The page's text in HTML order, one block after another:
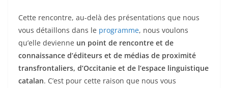
Cette rencontre, au-delà des présentations que nous
vous détaillons dans le programme, nous voulons
qu’elle devienne un point de rencontre et de
connaissance d’éditeurs et de médias de proximité
transfrontaliers, d’Occitanie et de l’espace linguistique
catalan. C’est pour cette raison que nous vous